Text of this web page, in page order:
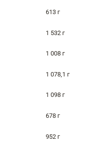
613 г
1 532 г
1 008 г
1 078,1 г
1 098 г
678 г
952 г